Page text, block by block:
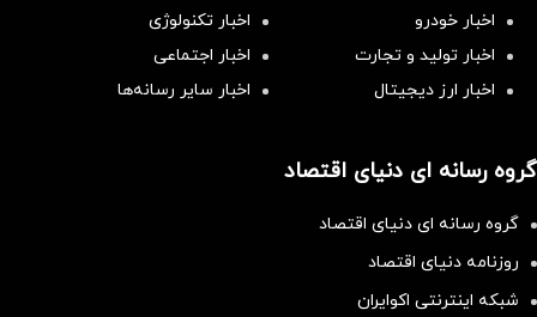
اخبار خودرو
اخبار تکنولوژی
اخبار تولید و تجارت
اخبار اجتماعی
اخبار ارز دیجیتال
اخبار سایر رسانه‌‌ها
گروه رسانه ای دنیای اقتصاد
گروه رسانه ای دنیای اقتصاد
روزنامه دنیای اقتصاد
شبکه اینترنتی اکوایران